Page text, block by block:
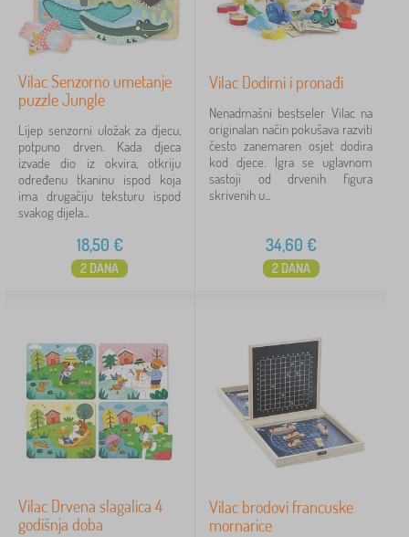
Vilac Senzorno umetanje
puzzle Jungle
Lijep senzorni uložak za djecu,
potpuno drven. Kada djeca
izvade dio iz okvira, otkriju
određenu tkaninu ispod koja
ima drugačiju teksturu ispod
svakog dijela...
18,50 €
2 DANA
Vilac Dodirni i pronađi
Nenadmašni bestseler Vilac na
originalan način pokušava razviti
često zanemaren osjet dodira
kod djece. Igra se uglavnom
sastoji od drvenih figura
skrivenih u...
34,60 €
2 DANA
Vilac Drvena slagalica 4
godišnja doba
Vilac brodovi francuske
mornarice